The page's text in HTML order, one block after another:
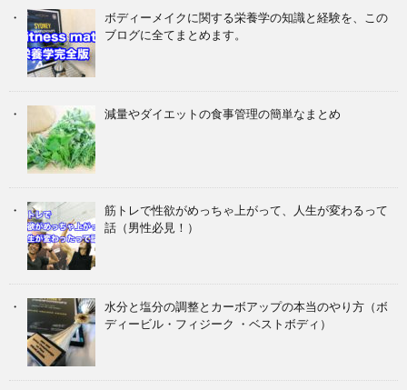
ボディーメイクに関する栄養学の知識と経験を、この
ブログに全てまとめます。
減量やダイエットの食事管理の簡単なまとめ
筋トレで性欲がめっちゃ上がって、人生が変わるって
話（男性必見！）
水分と塩分の調整とカーボアップの本当のやり方（ボ
ディービル・フィジーク ・ベストボディ）